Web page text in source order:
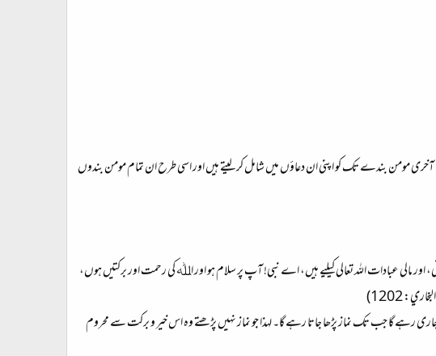
مومن بندے تک کو اپنی ان دعاؤں میں شامل کر لیتے ہیں اور اسی طرح ان تمام مومن بندوں
اور مالی عبادات اللہ تعالی کیلیے ہیں، اے نبی! آپ پر سلام ہو اور اﷲ کی رحمت اور برکتیں ہوں،
1202)
گا جب تک نماز پڑھا جاتا رہے گا۔ لہذا جو نماز نہیں پڑھتے وہ اس خیر و برکت سے محروم